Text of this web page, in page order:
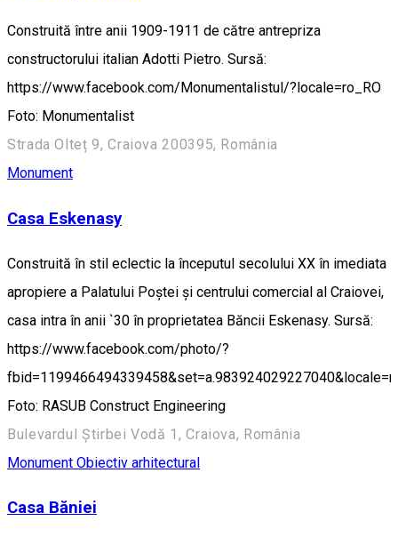
Construită între anii 1909-1911 de către antrepriza
constructorului italian Adotti Pietro. Sursă:
https://www.facebook.com/Monumentalistul/?locale=ro_RO
Foto: Monumentalist
Strada Olteț 9, Craiova 200395, România
Monument
Casa Eskenasy
Construită în stil eclectic la începutul secolului XX în imediata
apropiere a Palatului Poștei și centrului comercial al Craiovei,
casa intra în anii `30 în proprietatea Băncii Eskenasy. Sursă:
https://www.facebook.com/photo/?
Foto: RASUB Construct Engineering
Bulevardul Știrbei Vodă 1, Craiova, România
Monument Obiectiv arhitectural
Casa Băniei